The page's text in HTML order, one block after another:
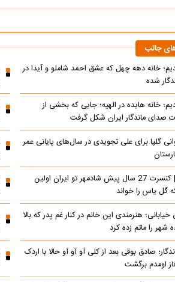
جالب
خانه دهه چهل که عشق احمد شاملو و آیدا در
شده
خانه هایده در الهیه؛ جایی که بخشی از
صدای ماندگار ایران شکل گرفت
گلپا برای علی تجویدی در سال‌های پایانی عمر
ببینید| کنسرت 27 سال پیش شادمهر تو ایران اولین
گل یاس را خواند
هنرمندی این خانم در کنار غم پدر که بالا
شهر را ماتم زده کرد
صادق بوقی بعد از کلی آو آو آو حالا با اردک
اومدم برگشت